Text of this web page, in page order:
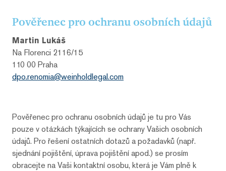
Pověřenec pro ochranu osobních údajů
Martin Lukáš
Na Florenci 2116/15
110 00 Praha
dpo.renomia@weinholdlegal.com
Pověřenec pro ochranu osobních údajů je tu pro Vás
pouze v otázkách týkajících se ochrany Vašich osobních
údajů. Pro řešení ostatních dotazů a požadavků (např.
sjednání pojištění, úprava pojištění apod.) se prosím
obracejte na Vaši kontaktní osobu, která je Vám plně k